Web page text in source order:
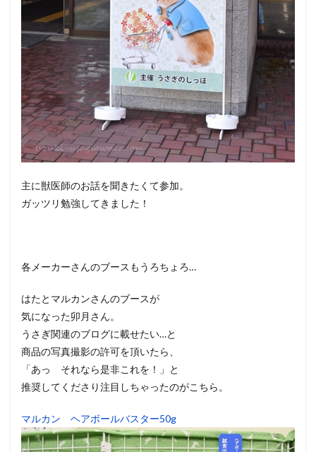
主に獣医師のお話を聞きたくて参加。
ガッツリ勉強してきました！
各メーカーさんのブースもうろちょろ…
はたとマルカンさんのブースが
気になった卯月さん。
うさぎ関連のブログに載せたい…と
商品の写真撮影の許可を頂いたら、
「あっ それなら是非これを！」と
推奨してくださり注目しちゃったのがこちら。
マルカン ヘアボールバスター50g